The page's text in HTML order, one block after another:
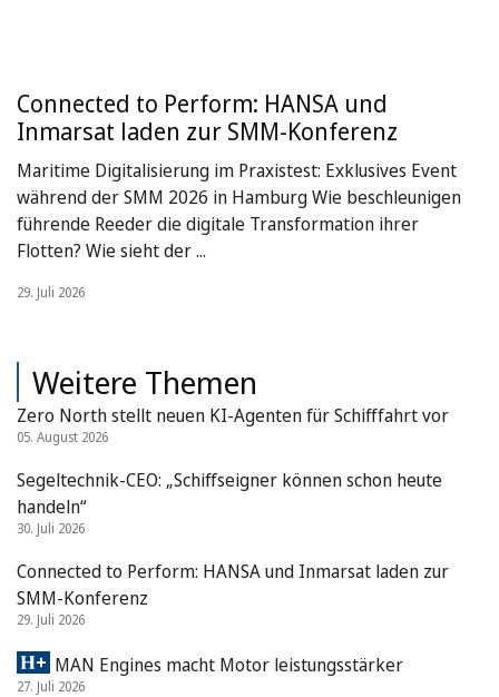
Connected to Perform: HANSA und
Inmarsat laden zur SMM-Konferenz
Maritime Digitalisierung im Praxistest: Exklusives Event
während der SMM 2026 in Hamburg Wie beschleunigen
führende Reeder die digitale Transformation ihrer
Flotten? Wie sieht der ...
29. Juli 2026
Weitere Themen
Zero North stellt neuen KI-Agenten für Schifffahrt vor
05. August 2026
Segeltechnik-CEO: „Schiffseigner können schon heute
handeln“
30. Juli 2026
Connected to Perform: HANSA und Inmarsat laden zur
SMM-Konferenz
29. Juli 2026
MAN Engines macht Motor leistungsstärker
27. Juli 2026